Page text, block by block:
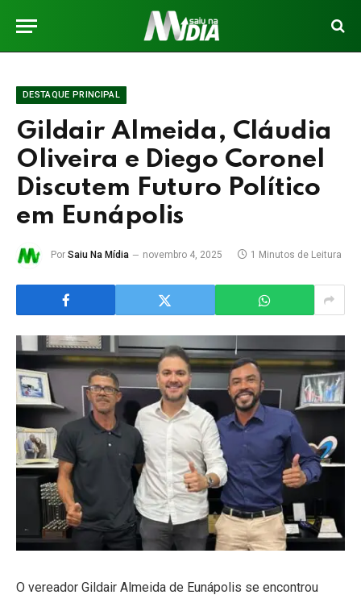
DESTAQUE PRINCIPAL
Gildair Almeida, Cláudia
Oliveira e Diego Coronel
Discutem Futuro Político
em Eunápolis
Por Saiu Na Mídia novembro 4, 2025 1 Minutos de Leitura
O vereador Gildair Almeida de Eunápolis se encontrou